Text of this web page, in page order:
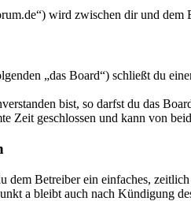
wird zwischen dir und dem
„das Board“) schließt du
bist, so darfst du das
Zeit geschlossen und kann von
dem Betreiber ein einfaches,
a bleibt auch nach Kündigung